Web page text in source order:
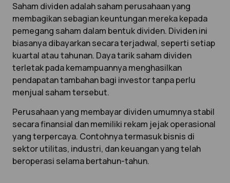
Saham dividen adalah saham perusahaan yang
membagikan sebagian keuntungan mereka kepada
pemegang saham dalam bentuk dividen. Dividen ini
biasanya dibayarkan secara terjadwal, seperti setiap
kuartal atau tahunan. Daya tarik saham dividen
terletak pada kemampuannya menghasilkan
pendapatan tambahan bagi investor tanpa perlu
menjual saham tersebut.
Perusahaan yang membayar dividen umumnya stabil
secara finansial dan memiliki rekam jejak operasional
yang terpercaya. Contohnya termasuk bisnis di
sektor utilitas, industri, dan keuangan yang telah
beroperasi selama bertahun-tahun.